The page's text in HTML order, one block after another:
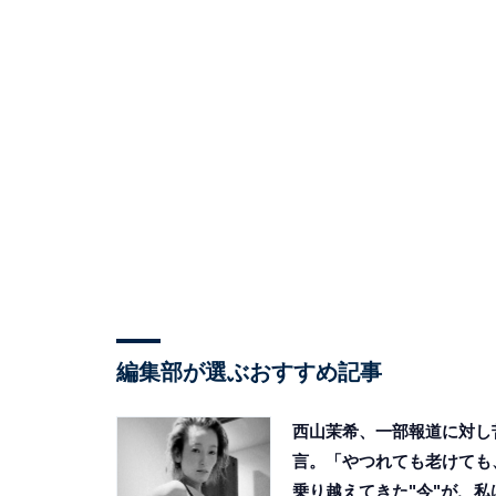
編集部が選ぶおすすめ記事
西山茉希、一部報道に対し
言。「やつれても老けても
乗り越えてきた"今"が、私